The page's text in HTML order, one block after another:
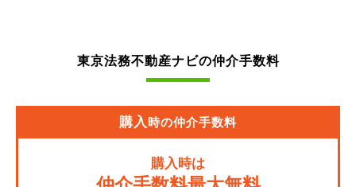
東京法務不動産ナビの仲介手数料
購入時の仲介手数料
購入時は